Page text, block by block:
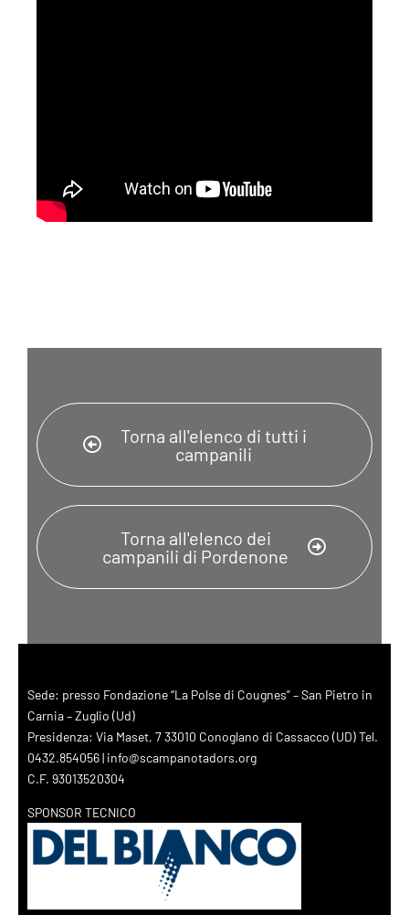
Torna all'elenco di tutti i
campanili
Torna all'elenco dei
campanili di Pordenone
Sede: presso Fondazione “La Polse di Cougnes” – San Pietro in
Carnia – Zuglio (Ud)
Presidenza: Via Maset, 7 33010 Conoglano di Cassacco (UD) Tel.
0432.854056 | info@scampanotadors.org
C.F. 93013520304
SPONSOR TECNICO